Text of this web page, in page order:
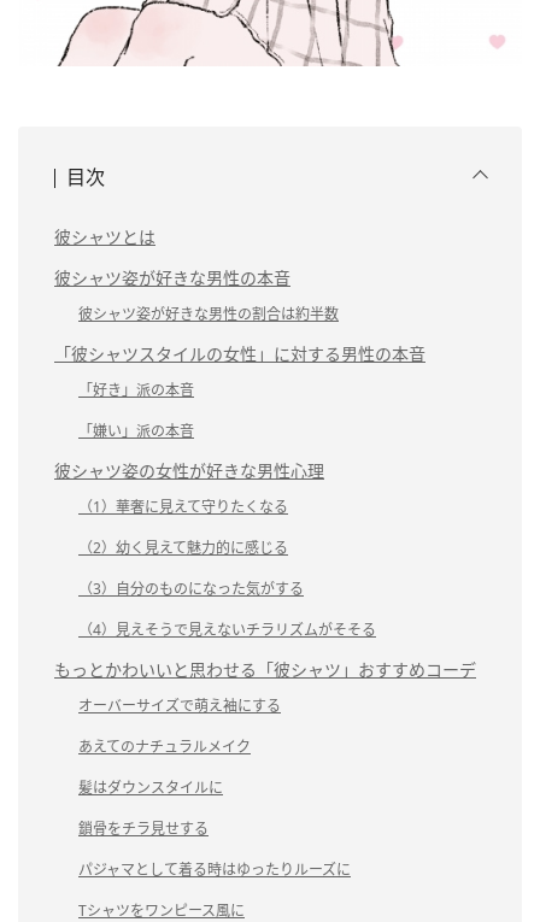
目次
彼シャツとは
彼シャツ姿が好きな男性の本音
彼シャツ姿が好きな男性の割合は約半数
「彼シャツスタイルの女性」に対する男性の本音
「好き」派の本音
「嫌い」派の本音
彼シャツ姿の女性が好きな男性心理
（1）華奢に見えて守りたくなる
（2）幼く見えて魅力的に感じる
（3）自分のものになった気がする
（4）見えそうで見えないチラリズムがそそる
もっとかわいいと思わせる「彼シャツ」おすすめコーデ
オーバーサイズで萌え袖にする
あえてのナチュラルメイク
髪はダウンスタイルに
鎖骨をチラ見せする
パジャマとして着る時はゆったりルーズに
Tシャツをワンピース風に